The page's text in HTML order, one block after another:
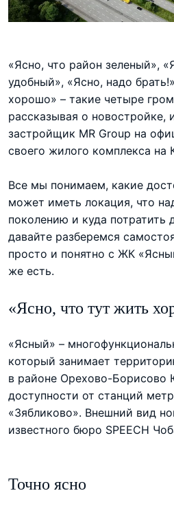
«Ясно, что район зеленый»,
удобный», «Ясно, надо
хорошо» – такие четыре
рассказывая о новостройке,
застройщик MR Group на
своего жилого комплекса
Все мы понимаем, какие
может иметь локация, что
поколению и куда потратить
давайте разберемся
просто и понятно с ЖК
же есть.
«Ясно, что тут жить
«Ясный» –
который занимает
в районе Орехово-Борисово
доступности от станций
«Зябликово». Внешний вид
известного бюро SPEECH
Точно ясно